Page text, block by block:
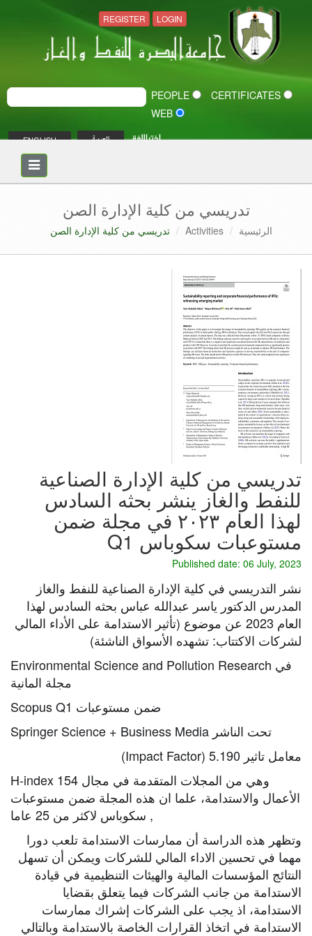
LOGIN
REGISTER
اختر اللغة العربية ENGLISH
Toggle
navigation
تدريسي من كلية الإدارة الصن
الرئيسية Activities تدريسي من كلية الإدارة الصن
تدريسي من كلية الإدارة الصناعية
للنفط والغاز ينشر بحثه السادس
لهذا العام ٢٠٢٣ في مجلة ضمن
مستوعبات سكوباس Q1
Published date: 06 July, 2023
نشر التدريسي في كلية الإدارة الصناعية للنفط والغاز
المدرس الدكتور ياسر عبدالله عباس بحثه السادس لهذا
العام 2023 عن موضوع (تأثير الاستدامة على الأداء المالي
لشركات الاكتتاب: تشهده الأسواق الناشئة)
Environmental Science and Pollution Research في
مجلة المانية
Scopus Q1 ضمن مستوعبات
Springer Science + Business Media تحت الناشر
معامل تاثير 5.190 (Impact Factor)
H-index 154 وهي من المجلات المتقدمة في مجال
الأعمال والاستدامة، علما ان هذه المجلة ضمن مستوعبات
سكوباس لاكثر من 25 عاما ,
وتظهر هذه الدراسة أن ممارسات الاستدامة تلعب دورا
مهما في تحسين الاداء المالي للشركات ويمكن أن تسهل
النتائج المؤسسات المالية والهيئات التنظيمية في قيادة
الاستدامة من جانب الشركات فيما يتعلق بقضايا
الاستدامة، اذ يجب على الشركات إشراك ممارسات
الاستدامة في اتخاذ القرارات الخاصة بالاستدامة وبالتالي